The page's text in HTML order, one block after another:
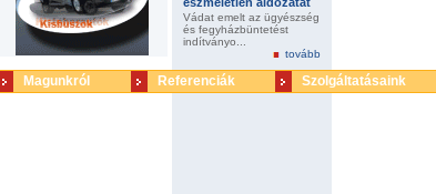
Vádat emelt az ügyészség
és fegyházbüntetést
indítványo...
tovább
Magunkról Referenciák Szolgáltatásaink